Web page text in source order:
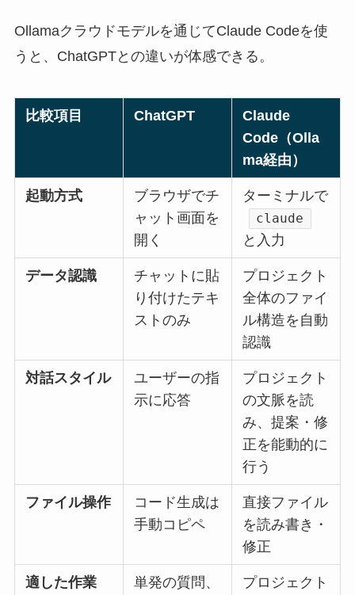
Ollamaクラウドモデルを通じてClaude Codeを使
うと、ChatGPTとの違いが体感できる。
比較項目 ChatGPT
Claude
Code（Olla
ma経由）
起動方式
ブラウザでチ
ャット画面を
開く
ターミナルで
claude
と入力
データ認識
チャットに貼
り付けたテキ
ストのみ
プロジェクト
全体のファイ
ル構造を自動
認識
対話スタイル
ユーザーの指
示に応答
プロジェクト
の文脈を読
み、提案・修
正を能動的に
行う
ファイル操作
コード生成は
手動コピペ
直接ファイル
を読み書き・
修正
適した作業
単発の質問、
プロジェクト